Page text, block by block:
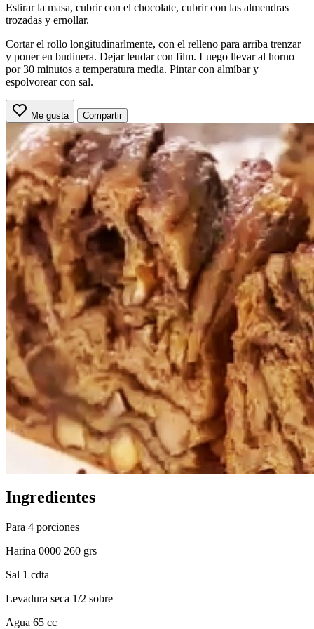
Estirar la masa, cubrir con el chocolate, cubrir con las almendras
trozadas y ernollar.
Cortar el rollo longitudinarlmente, con el relleno para arriba trenzar
y poner en budinera. Dejar leudar con film. Luego llevar al horno
por 30 minutos a temperatura media. Pintar con almíbar y
espolvorear con sal.
Me gusta Compartir
Ingredientes
Para 4 porciones
Harina 0000 260 grs
Sal 1 cdta
Levadura seca 1/2 sobre
Agua 65 cc